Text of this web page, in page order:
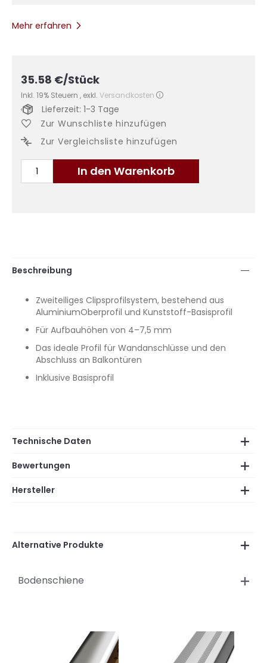
Mehr erfahren
35.58 €/Stück
Inkl. 19% Steuern , exkl. Versandkosten
In den Warenkorb
Lieferzeit: 1-3 Tage
Zur Wunschliste hinzufügen
Zur Vergleichsliste hinzufügen
Beschreibung
Zweiteiliges Clipsprofilsystem, bestehend aus
AluminiumOberprofil und Kunststoff-Basisprofil
Für Aufbauhöhen von 4–7,5 mm
Das ideale Profil für Wandanschlüsse und den
Abschluss an Balkontüren
Inklusive Basisprofil
Technische Daten
Bewertungen
Hersteller
Alternative Produkte
Bodenschiene